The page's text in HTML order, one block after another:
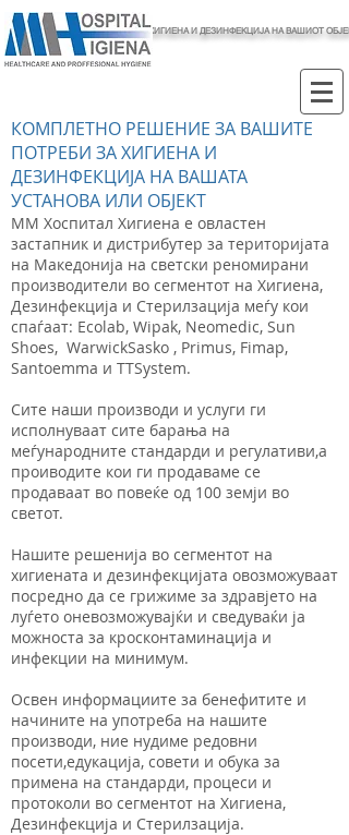
ХИГИЕНА И ДЕЗИНФЕКЦИЈА НА ВАШИОТ
КОМПЛЕТНО РЕШЕНИЕ ЗА ВАШИТЕ
ПОТРЕБИ ЗА ХИГИЕНА И
ДЕЗИНФЕКЦИЈА НА ВАШАТА
УСТАНОВА ИЛИ ОБЈЕКТ
ММ Хоспитал Хигиена е овластен
застапник и дистрибутер за територијата
на Македонија на светски реномирани
производители во сегментот на Хигиена,
Дезинфекција и Стерилзација меѓу кои
спаѓаат: Ecolab, Wipak, Neomedic, Sun
Shoes, WarwickSasko , Primus, Fimap,
Santoemma и TTSystem.
Сите наши производи и услуги ги
исполнуваат сите барања на
меѓународните стандарди и регулативи,а
проиводите кои ги продаваме се
продаваат во повеќе од 100 земји во
светот.
Нашите решенија во сегментот на
хигиената и дезинфекцијата овозможуваат
посредно да се грижиме за здравјето на
луѓето оневозможувајќи и сведуваќи ја
можноста за кросконтаминација и
инфекции на минимум.
Освен информациите за бенефитите и
начините на употреба на нашите
производи, ние нудиме редовни
посети,едукација, совети и обука за
примена на стандарди, процеси и
протоколи во сегментот на Хигиена,
Дезинфекција и Стерилзација.